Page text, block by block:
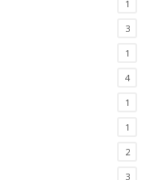
1
3
1
4
1
1
2
3